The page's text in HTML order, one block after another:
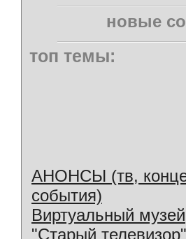
новые
топ темы:
АНОНСЫ (тв,
события)
Виртуальный музей
"Старый телевизор"